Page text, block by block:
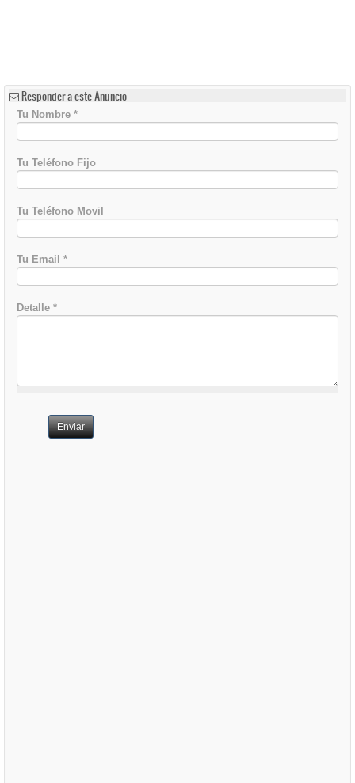
Responder a este Anuncio
Tu Nombre *
Tu Teléfono Fijo
Tu Teléfono Movil
Tu Email *
Detalle *
Enviar